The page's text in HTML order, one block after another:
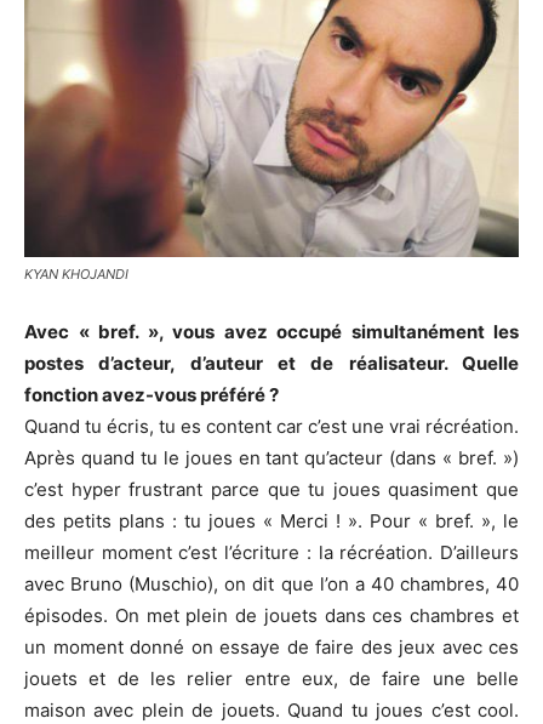
KYAN KHOJANDI
Avec « bref. », vous avez occupé simultanément les
postes d’acteur, d’auteur et de réalisateur. Quelle
fonction avez-vous préféré ?
Quand tu écris, tu es content car c’est une vrai récréation.
Après quand tu le joues en tant qu’acteur (dans « bref. »)
c’est hyper frustrant parce que tu joues quasiment que
des petits plans : tu joues « Merci ! ». Pour « bref. », le
meilleur moment c’est l’écriture : la récréation. D’ailleurs
avec Bruno (Muschio), on dit que l’on a 40 chambres, 40
épisodes. On met plein de jouets dans ces chambres et
un moment donné on essaye de faire des jeux avec ces
jouets et de les relier entre eux, de faire une belle
maison avec plein de jouets. Quand tu joues c’est cool.